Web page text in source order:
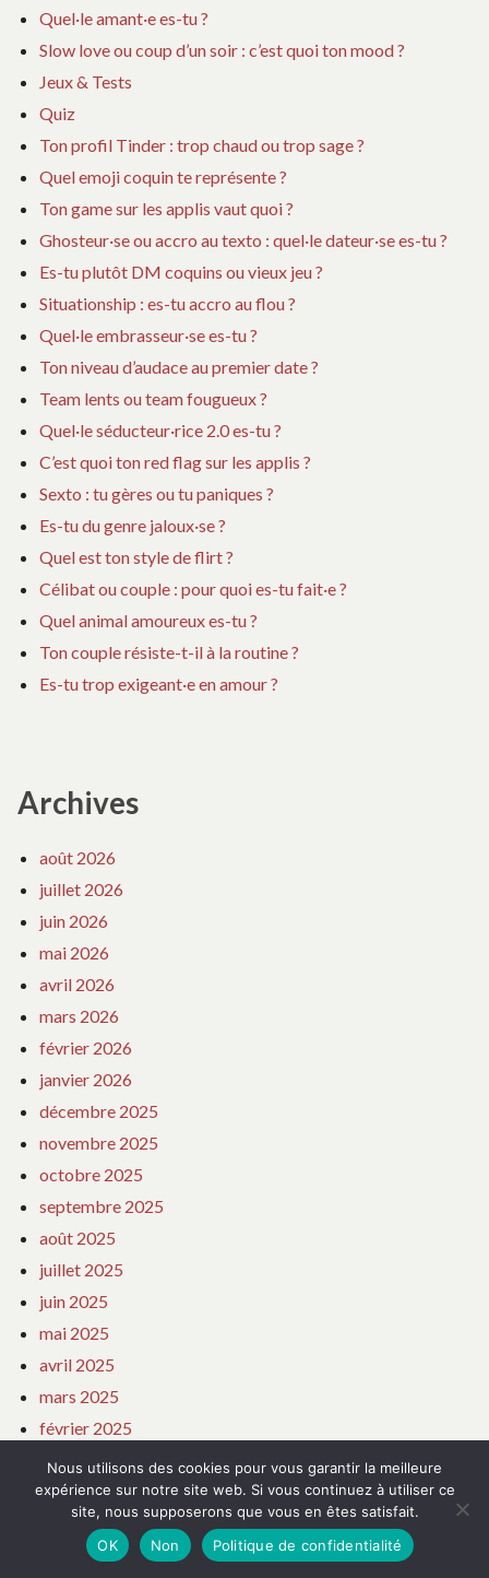
Quel·le amant·e es-tu ?
Slow love ou coup d’un soir : c’est quoi ton mood ?
Jeux & Tests
Quiz
Ton profil Tinder : trop chaud ou trop sage ?
Quel emoji coquin te représente ?
Ton game sur les applis vaut quoi ?
Ghosteur·se ou accro au texto : quel·le dateur·se es-tu ?
Es-tu plutôt DM coquins ou vieux jeu ?
Situationship : es-tu accro au flou ?
Quel·le embrasseur·se es-tu ?
Ton niveau d’audace au premier date ?
Team lents ou team fougueux ?
Quel·le séducteur·rice 2.0 es-tu ?
C’est quoi ton red flag sur les applis ?
Sexto : tu gères ou tu paniques ?
Es-tu du genre jaloux·se ?
Quel est ton style de flirt ?
Célibat ou couple : pour quoi es-tu fait·e ?
Quel animal amoureux es-tu ?
Ton couple résiste-t-il à la routine ?
Es-tu trop exigeant·e en amour ?
Archives
août 2026
juillet 2026
juin 2026
mai 2026
avril 2026
mars 2026
février 2026
janvier 2026
décembre 2025
novembre 2025
octobre 2025
septembre 2025
août 2025
juillet 2025
juin 2025
mai 2025
avril 2025
mars 2025
février 2025
janvier 2025
décembre 2024
novembre 2024
octobre 2024
Nous utilisons des cookies pour vous garantir la meilleure
expérience sur notre site web. Si vous continuez à utiliser ce
site, nous supposerons que vous en êtes satisfait.
OK
Non Politique de confidentialité